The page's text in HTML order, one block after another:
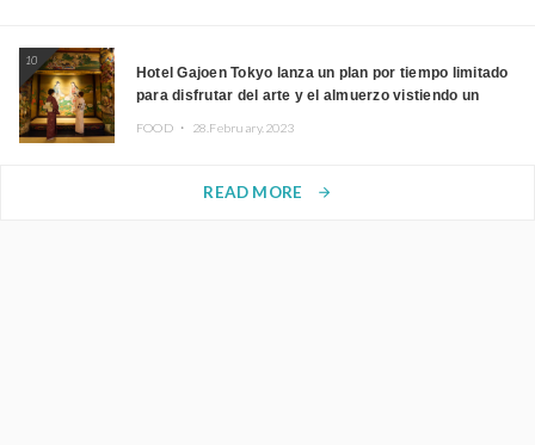
10
Hotel Gajoen Tokyo lanza un plan por tiempo limitado
para disfrutar del arte y el almuerzo vistiendo un
FOOD ・ 28.February.2023
READ MORE arrow_forward